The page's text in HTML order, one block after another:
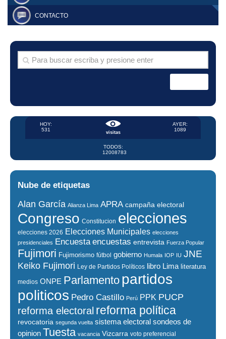
CONTACTO
visitas
HOY:
531
AYER:
1089
TODOS:
12008783
Nube de etiquetas
Alan García Alianza Lima APRA campaña electoral
Congreso Constitucion elecciones
elecciones 2026 Elecciones Municipales elecciones
presidenciales Encuesta encuestas entrevista Fuerza Popular
Fujimori Fujimorismo fútbol gobierno Humala IOP IU JNE
Keiko Fujimori Ley de Partidos Políticos libro Lima literatura
medios ONPE Parlamento partidos
politicos Pedro Castillo Perú PPK PUCP
reforma electoral reforma política
revocatoria segunda vuelta sistema electoral sondeos de
opinion Tuesta vacancia Vizcarra voto preferencial